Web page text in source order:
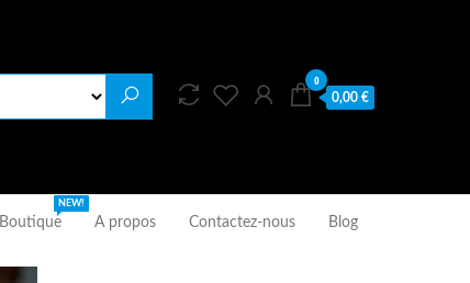
0
0,00 €
Boutique
NEW!
A propos Contactez-nous Blog